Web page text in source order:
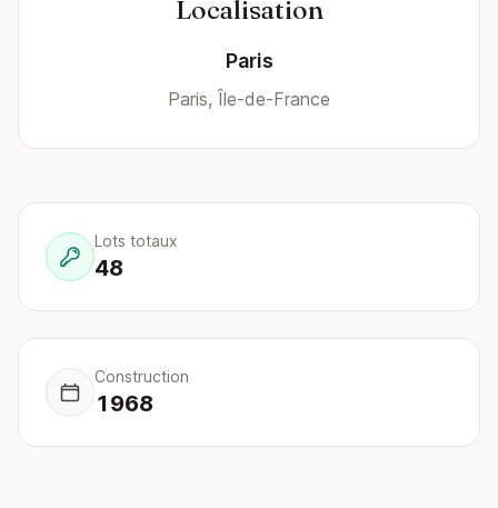
Localisation
Paris
Paris, Île-de-France
Lots totaux
48
Construction
1968